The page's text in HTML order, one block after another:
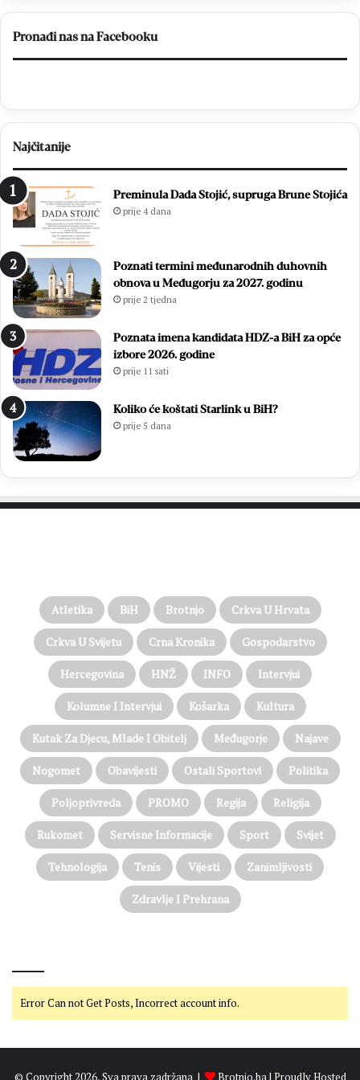
FBiH
Pronađi nas na Facebooku
Najčitanije
Preminula Dada Stojić, supruga Brune Stojića
prije 4 dana
Poznati termini međunarodnih duhovnih
obnova u Međugorju za 2027. godinu
prije 2 tjedna
Poznata imena kandidata HDZ-a BiH za opće
izbore 2026. godine
prije 11 sati
Koliko će koštati Starlink u BiH?
prije 5 dana
Atletika BiH Brotnjo Crkva U Hrvata
Crkva U Svijetu Crna Kronika Gospodarstvo
Hercegovina HNŽ INFO Intervjui
Kolumne I Intervjui Košarka Kultura
Kutak Za Djecu, Mlade I Obitelj Međugorje Najave
Nogomet Obavijesti Ostali Sportovi Politika
Poljoprivreda PROMO Regija Religija
Rukomet Servisne Informacije Sport Svijet
Tehnologija Tenis Vijesti Zanimljivosti
Zdravlje I Prehrana
Error Can not Get Posts, Incorrect account info.